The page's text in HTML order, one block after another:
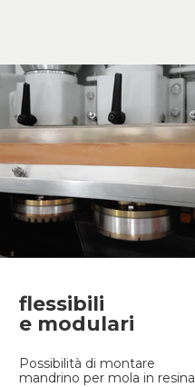
flessibili
e modulari
Possibilità di montare
mandrino per mola in resina